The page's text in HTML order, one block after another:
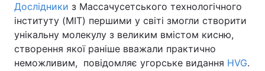
Дослідники з Массачусетського технологічного
інституту (MIT) першими у світі змогли створити
унікальну молекулу з великим вмістом кисню,
створення якої раніше вважали практично
неможливим, повідомляє угорське видання HVG.